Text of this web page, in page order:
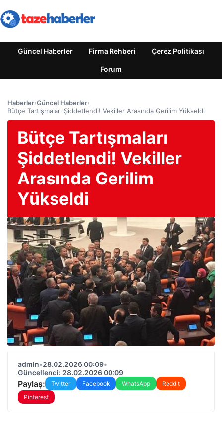
Güncel Haberler Firma Rehberi Çerez Politikası
Forum
Haberler›Güncel Haberler›
Bütçe Tartışmaları Şiddetlendi! Vekiller Arasında Gerilim Yükseldi
Bütçe Tartışmaları
Şiddetlendi! Vekiller
Arasında Gerilim
Yükseldi
admin•28.02.2026 00:09•
Güncellendi: 28.02.2026 00:09
Paylaş: Twitter Facebook WhatsApp
Reddit
Pinterest